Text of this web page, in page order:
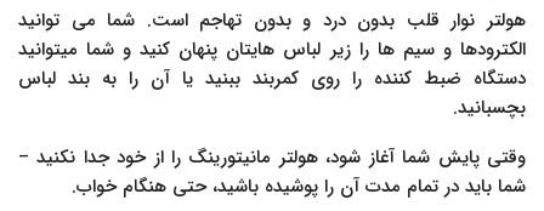
هولتر نوار قلب بدون درد و بدون تهاجم است. شما می توانید
الکترودها و سیم ها را زیر لباس هایتان پنهان کنید و شما میتوانید
دستگاه ضبط کننده را روی کمربند ببنید یا آن را به بند لباس
بچسبانید.
وقتی پایش شما آغاز شود، هولتر مانیتورینگ را از خود جدا نکنید –
شما باید در تمام مدت آن را پوشیده باشید، حتی هنگام خواب.